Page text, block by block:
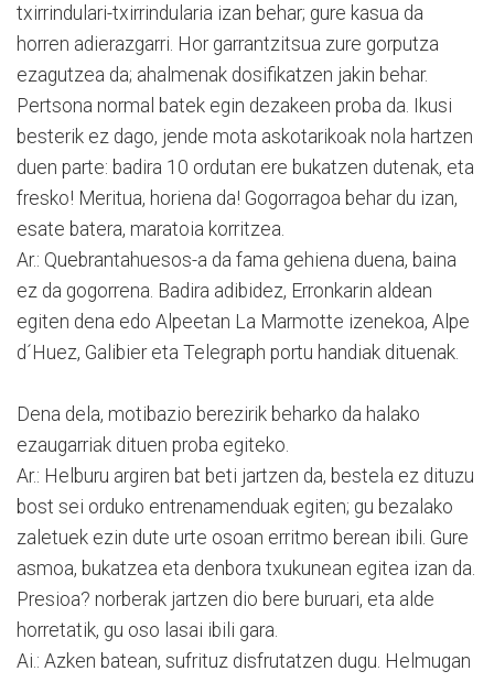
txirrindulari-txirrindularia izan behar; gure kasua da
horren adierazgarri. Hor garrantzitsua zure gorputza
ezagutzea da; ahalmenak dosifikatzen jakin behar.
Pertsona normal batek egin dezakeen proba da. Ikusi
besterik ez dago, jende mota askotarikoak nola hartzen
duen parte: badira 10 ordutan ere bukatzen dutenak, eta
fresko! Meritua, horiena da! Gogorragoa behar du izan,
esate batera, maratoia korritzea.
Ar.: Quebrantahuesos-a da fama gehiena duena, baina
ez da gogorrena. Badira adibidez, Erronkarin aldean
egiten dena edo Alpeetan La Marmotte izenekoa, Alpe
d´Huez, Galibier eta Telegraph portu handiak dituenak.
Dena dela, motibazio berezirik beharko da halako
ezaugarriak dituen proba egiteko.
Ar.: Helburu argiren bat beti jartzen da, bestela ez dituzu
bost sei orduko entrenamenduak egiten; gu bezalako
zaletuek ezin dute urte osoan erritmo berean ibili. Gure
asmoa, bukatzea eta denbora txukunean egitea izan da.
Presioa? norberak jartzen dio bere buruari, eta alde
horretatik, gu oso lasai ibili gara.
Ai.: Azken batean, sufrituz disfrutatzen dugu. Helmugan